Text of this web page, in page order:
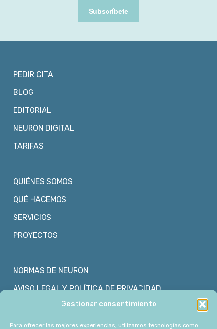
Gestionar consentimiento
Para ofrecer las mejores experiencias, utilizamos tecnologías como
Subscríbete
PEDIR CITA
BLOG
EDITORIAL
NEURON DIGITAL
TARIFAS
QUIÉNES SOMOS
QUÉ HACEMOS
SERVICIOS
PROYECTOS
NORMAS DE NEURON
AVISO LEGAL Y POLÍTICA DE PRIVACIDAD
POLÍTICA DE COOKIES